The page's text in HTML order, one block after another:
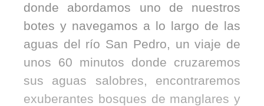
donde abordamos uno de nuestros
botes y navegamos a lo largo de las
aguas del río San Pedro, un viaje de
unos 60 minutos donde cruzaremos
sus aguas salobres, encontraremos
exuberantes bosques de manglares y